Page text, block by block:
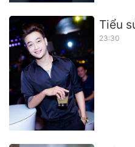
Tiểu
23:30